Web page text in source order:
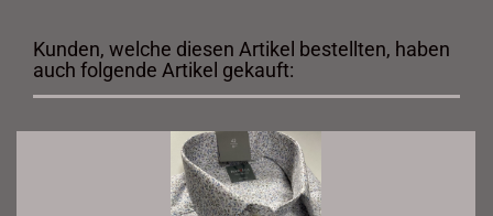
Kunden, welche diesen Artikel bestellten, haben
auch folgende Artikel gekauft: